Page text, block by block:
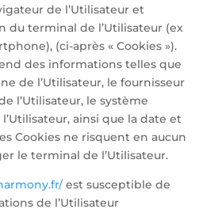
de l’Utilisateur et
du terminal de l’Utilisateur (ex
(ci-après « Cookies »).
des informations telles que
de l’Utilisateur, le fournisseur
l’Utilisateur, le système
ainsi que la date et
Cookies ne risquent en aucun
le terminal de l’Utilisateur.
est susceptible de
de l’Utilisateur